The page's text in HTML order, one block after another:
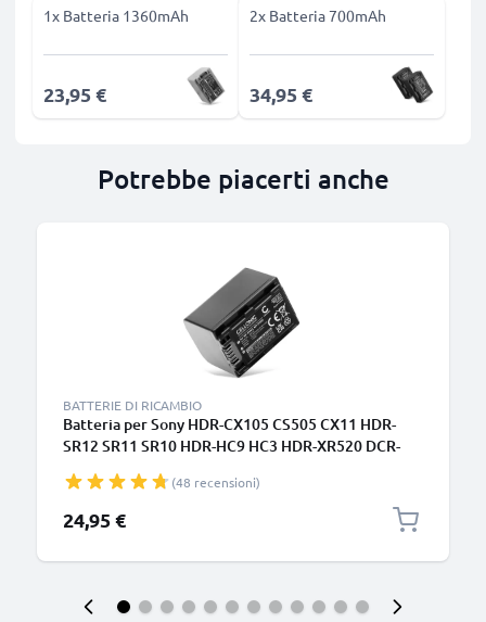
1x Batteria 1360mAh
23,95 €
2x Batteria 700mAh
34,95 €
Potrebbe piacerti anche
BATTERIE DI RICAMBIO
Batteria per Sony HDR-CX105 CS505 CX11 HDR-
SR12 SR11 SR10 HDR-HC9 HC3 HDR-XR520 DCR-
durata per macchine fotografiche e videocamere
(48 recensioni)
24,95 €